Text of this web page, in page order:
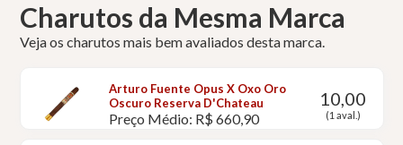
Charutos da Mesma Marca
Veja os charutos mais bem avaliados desta marca.
Arturo Fuente Opus X Oxo Oro
Oscuro Reserva D'Chateau
Preço Médio: R$ 660,90
10,00
(1 aval.)